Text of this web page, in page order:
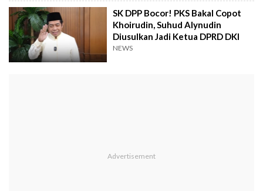
SK DPP Bocor! PKS Bakal Copot
Khoirudin, Suhud Alynudin
Diusulkan Jadi Ketua DPRD DKI
NEWS